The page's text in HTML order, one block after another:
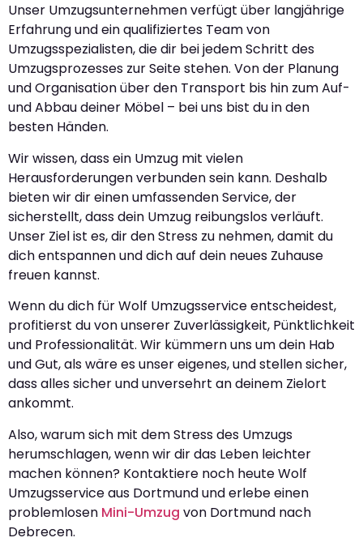
Unser Umzugsunternehmen verfügt über langjährige
Erfahrung und ein qualifiziertes Team von
Umzugsspezialisten, die dir bei jedem Schritt des
Umzugsprozesses zur Seite stehen. Von der Planung
und Organisation über den Transport bis hin zum Auf-
und Abbau deiner Möbel – bei uns bist du in den
besten Händen.
Wir wissen, dass ein Umzug mit vielen
Herausforderungen verbunden sein kann. Deshalb
bieten wir dir einen umfassenden Service, der
sicherstellt, dass dein Umzug reibungslos verläuft.
Unser Ziel ist es, dir den Stress zu nehmen, damit du
dich entspannen und dich auf dein neues Zuhause
freuen kannst.
Wenn du dich für Wolf Umzugsservice entscheidest,
profitierst du von unserer Zuverlässigkeit, Pünktlichkeit
und Professionalität. Wir kümmern uns um dein Hab
und Gut, als wäre es unser eigenes, und stellen sicher,
dass alles sicher und unversehrt an deinem Zielort
ankommt.
Also, warum sich mit dem Stress des Umzugs
herumschlagen, wenn wir dir das Leben leichter
machen können? Kontaktiere noch heute Wolf
Umzugsservice aus Dortmund und erlebe einen
problemlosen Mini-Umzug von Dortmund nach
Debrecen.